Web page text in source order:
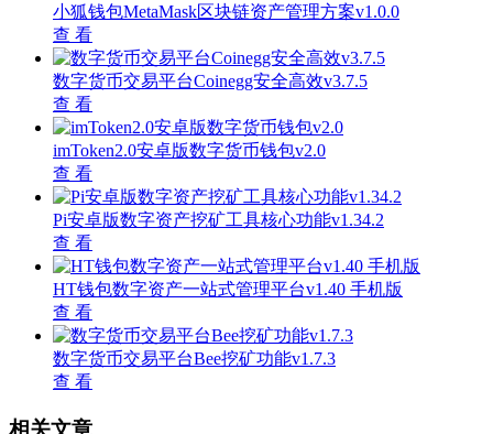
小狐钱包MetaMask区块链资产管理方案v1.0.0
查 看
数字货币交易平台Coinegg安全高效v3.7.5
查 看
imToken2.0安卓版数字货币钱包v2.0
查 看
Pi安卓版数字资产挖矿工具核心功能v1.34.2
查 看
HT钱包数字资产一站式管理平台v1.40 手机版
查 看
数字货币交易平台Bee挖矿功能v1.7.3
查 看
相关文章